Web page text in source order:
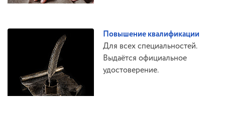
Повышение квалификации
Для всех специальностей.
Выдаётся официальное
удостоверение.